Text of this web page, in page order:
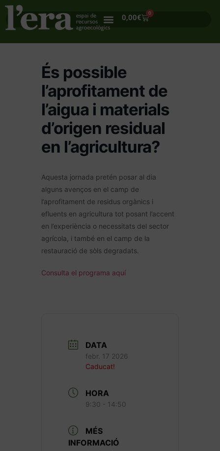
0,00€
0
És possible
l’aprofitament de
l’aigua i materials
d’origen residual
en l’agricultura?
Aquesta jornada pretén posar al dia
alguns avenços en el camp de
l’aprofitament de residus orgànics i
efluents en agricultura tot posant l’accent
en l’experiència o necessitats del sector
agrícola, i també en el camp de la
restauració de sòls degradats.
Consulta el programa aquí
DATA
febr. 17 2026
Caducat!
HORA
9:30 - 14:50
MÉS
INFORMACIÓ